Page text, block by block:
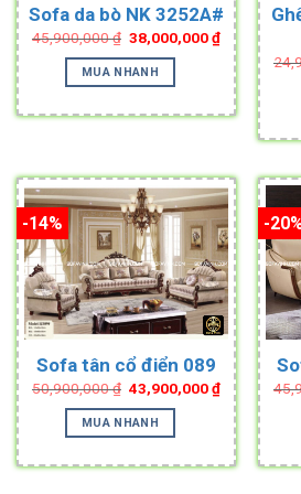
Sofa da bò NK 3252A#
45,900,000₫ Original
price
was:
45,900,000 ₫.
38,000,000₫Current
price
is:
38,000,000
MUA NHANH
-14%
Sofa tân cổ điển 089
50,900,000₫ Original
price
was:
50,900,000 ₫.
43,900,000₫Current
price
is:
43,900,000
MUA NHANH
-